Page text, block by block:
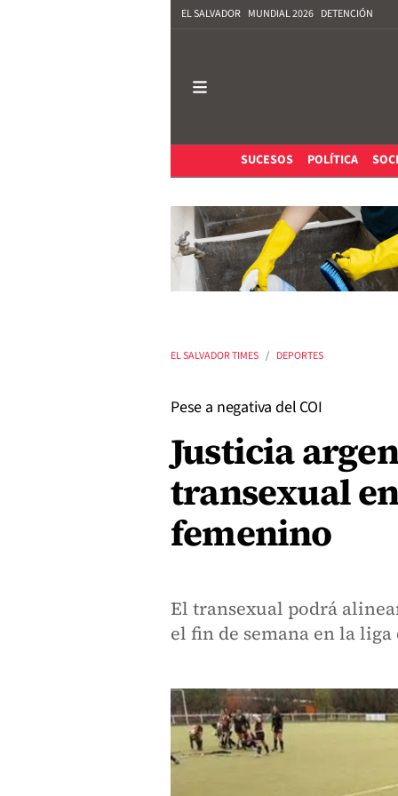
EL SALVADOR MUNDIAL 2026 DETENCIÓN
SUCESOS POLÍTICA
EL SALVADOR TIMES DEPORTES
Pese a negativa del COI
Justicia
transexual
femenino
El transexual podrá
el fin de semana en la liga